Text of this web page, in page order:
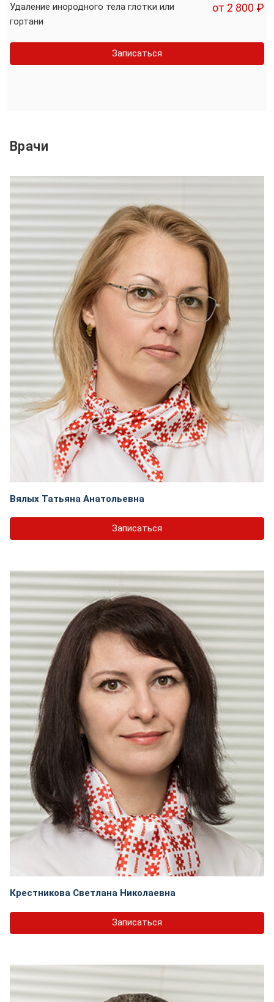
Удаление инородного тела глотки или
гортани
от 2 800 ₽
Записаться
Врачи
Вялых Татьяна Анатольевна
Записаться
Крестникова Светлана Николаевна
Записаться